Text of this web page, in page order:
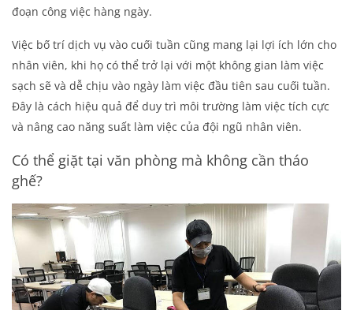
đoạn công việc hàng ngày.
Việc bố trí dịch vụ vào cuối tuần cũng mang lại lợi ích lớn cho
nhân viên, khi họ có thể trở lại với một không gian làm việc
sạch sẽ và dễ chịu vào ngày làm việc đầu tiên sau cuối tuần.
Đây là cách hiệu quả để duy trì môi trường làm việc tích cực
và nâng cao năng suất làm việc của đội ngũ nhân viên.
Có thể giặt tại văn phòng mà không cần tháo
ghế?